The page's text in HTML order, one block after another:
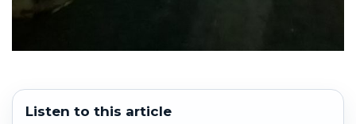
Listen to this article